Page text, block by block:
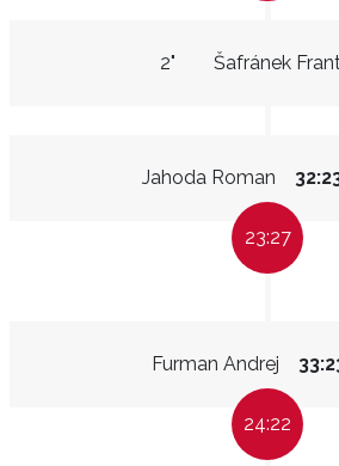
Šafránek
2"
Jahoda Roman
23:27
Furman Andrej
24:22